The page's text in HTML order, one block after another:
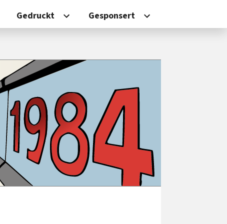
Gedruckt Gesponsert